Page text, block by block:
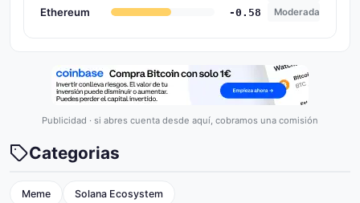
Ethereum -0.58 Moderada
Publicidad · si abres cuenta desde aquí, cobramos una comisión
Categorias
Meme Solana Ecosystem